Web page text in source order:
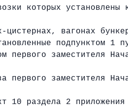
которых установлены
вагонах
подпунктом
заместителя
заместителя
10 раздела 2